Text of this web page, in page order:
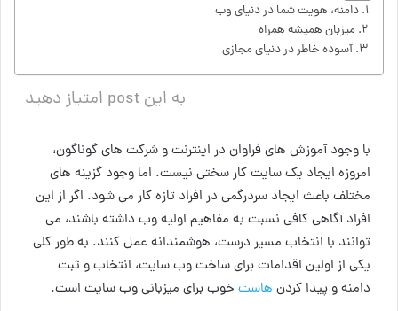
دامنه، هویت شما در دنیای وب
میزبان همیشه همراه
آسوده خاطر در دنیای مجازی
به این post امتیاز دهید
با وجود آموزش های فراوان در اینترنت و شرکت های گوناگون،
امروزه ایجاد یک سایت کار سختی نیست. اما وجود گزینه های
مختلف باعث ایجاد سردرگمی در افراد تازه کار می شود. اگر از این
افراد آگاهی کافی نسبت به مفاهیم اولیه وب داشته باشند، می
توانند با انتخاب مسیر درست، هوشمندانه عمل کنند. به طور کلی
یکی از اولین اقدامات برای ساخت وب سایت، انتخاب و ثبت
دامنه و پیدا کردن هاست خوب برای میزبانی وب سایت است.